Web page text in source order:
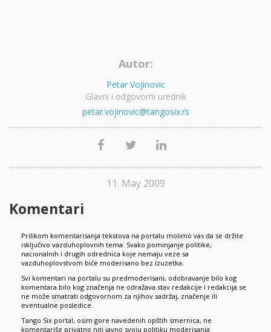
Autor:
Petar Vojinovic
Glavni i odgovorni urednik
petar.vojinovic@tangosix.rs
11. May 2009
Komentari
Prilikom komentarisanja tekstova na portalu molimo vas da se držite
isključivo vazduhoplovnih tema. Svako pominjanje politike,
nacionalnih i drugih odrednica koje nemaju veze sa
vazduhoplovstvom biće moderisano bez izuzetka.
Svi komentari na portalu su predmoderisani, odobravanje bilo kog
komentara bilo kog značenja ne odražava stav redakcije i redakcija se
ne može smatrati odgovornom za njihov sadržaj, značenje ili
eventualne posledice.
Tango Six portal, osim gore navedenih opštih smernica, ne
komentariše privatno niti javno svoju politiku moderisanja